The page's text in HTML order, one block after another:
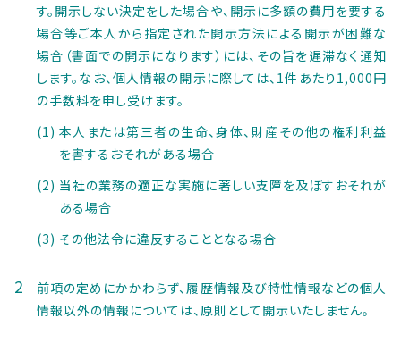
す。開示しない決定をした場合や、開示に多額の費用を要する
場合等ご本人から指定された開示方法による開示が困難な
場合（書面での開示になります）には、その旨を遅滞なく通知
します。なお、個人情報の開示に際しては、1件あたり1,000円
の手数料を申し受けます。
本人または第三者の生命、身体、財産その他の権利利益
を害するおそれがある場合
当社の業務の適正な実施に著しい支障を及ぼすおそれが
ある場合
その他法令に違反することとなる場合
前項の定めにかかわらず、履歴情報及び特性情報などの個人
情報以外の情報については、原則として開示いたしません。